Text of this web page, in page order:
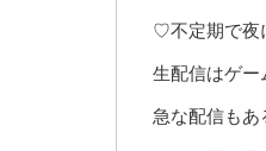
♡不定期で夜
生配信はゲー
急な配信も